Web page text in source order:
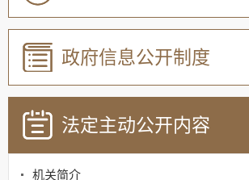
政府信息公开制度
法定主动公开内容
机关简介